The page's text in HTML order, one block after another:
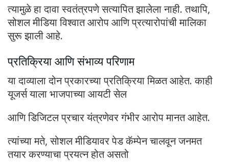
त्यामुळे हा दावा स्वतंत्रपणे सत्यापित झालेला नाही. तथापि,
सोशल मीडिया विश्वात आरोप आणि प्रत्यारोपांची मालिका
सुरू झाली आहे.
प्रतिक्रिया आणि संभाव्य परिणाम
या दाव्याला दोन प्रकारच्या प्रतिक्रिया मिळत आहेत. काही
यूजर्स याला भाजपाच्या आयटी सेल
आणि डिजिटल प्रचार यंत्रणेवर गंभीर आरोप मानत आहेत.
त्यांच्या मते, सोशल मीडियावर पेड कॅम्पेन चालवून जनमत
तयार करण्याचा प्रयत्न होत असतो